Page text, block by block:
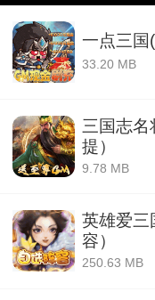
一点三国
33.20 MB
三国志名
提）
9.78 MB
英雄爱三
容）
250.63 MB